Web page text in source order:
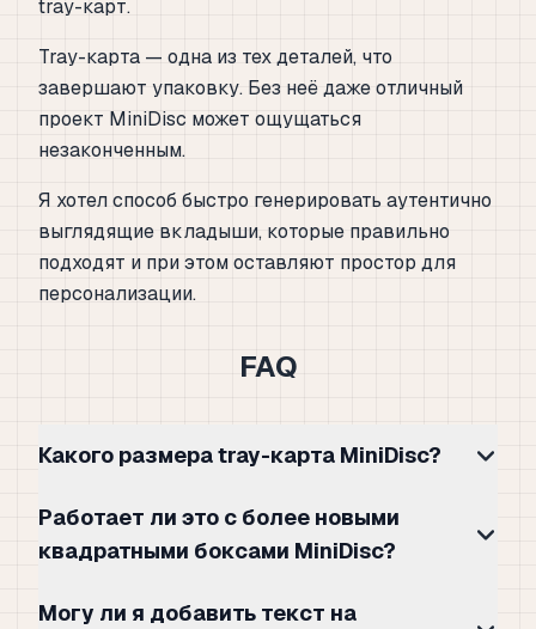
tray-карт.
Tray-карта — одна из тех деталей, что
завершают упаковку. Без неё даже отличный
проект MiniDisc может ощущаться
незаконченным.
Я хотел способ быстро генерировать аутентично
выглядящие вкладыши, которые правильно
подходят и при этом оставляют простор для
персонализации.
FAQ
Какого размера tray-карта MiniDisc?
Работает ли это с более новыми
квадратными боксами MiniDisc?
Могу ли я добавить текст на